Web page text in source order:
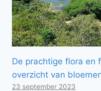
De prachtige flora en
overzicht van
23 september 2023